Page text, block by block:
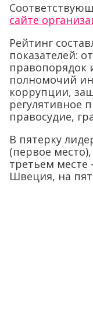
сайте
Рейтинг
показателей:
правопорядок
полномочий
коррупции,
регулятивное
правосудие,
В пятерку
(первое
третьем месте
Швеция, на